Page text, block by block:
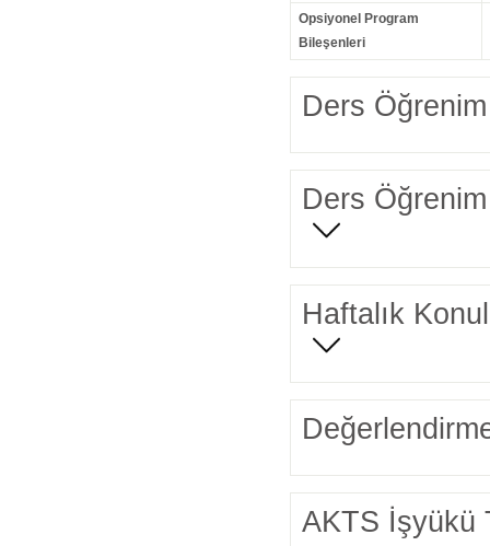
Opsiyonel Program
Bileşenleri
Ders Öğrenim
Ders Öğrenim
Haftalık
AKTS İşyükü